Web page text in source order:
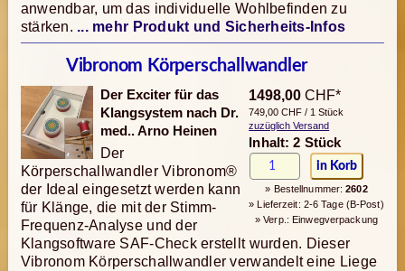
anwendbar, um das individuelle Wohlbefinden zu
stärken. ... mehr Produkt und Sicherheits-Infos
Vibronom Körperschallwandler
1498,00 CHF*
749,00 CHF / 1 Stück
zuzüglich Versand
Inhalt: 2 Stück
» Bestellnummer:2602
» Lieferzeit: 2-6 Tage (B-Post)
» Verp.: Einwegverpackung
Der Exciter für das
Klangsystem nach Dr.
med.. Arno Heinen
Der
Körperschallwandler Vibronom®
der Ideal eingesetzt werden kann
für Klänge, die mit der Stimm-
Frequenz-Analyse und der
Klangsoftware SAF-Check erstellt wurden. Dieser
Vibronom Körperschallwandler verwandelt eine Liege